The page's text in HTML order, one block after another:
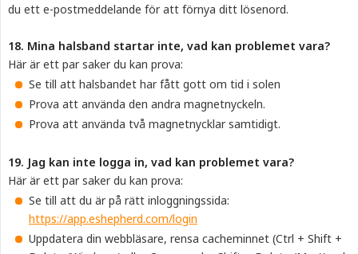
du ett e-postmeddelande för att förnya ditt lösenord.
18. Mina halsband startar inte, vad kan problemet vara?
Här är ett par saker du kan prova:
Se till att halsbandet har fått gott om tid i solen
Prova att använda den andra magnetnyckeln.
Prova att använda två magnetnycklar samtidigt.
19. Jag kan inte logga in, vad kan problemet vara?
Här är ett par saker du kan prova:
Se till att du är på rätt inloggningssida:
https://app.eshepherd.com/login
Uppdatera din webbläsare, rensa cacheminnet (Ctrl + Shift +